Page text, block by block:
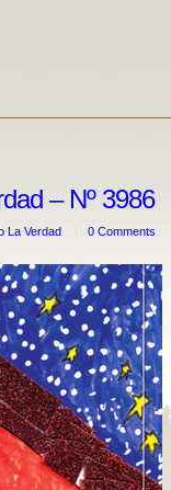
– Nº 3986
La Verdad 0 Comments